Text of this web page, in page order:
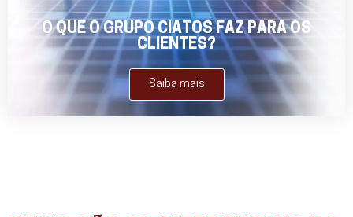
O QUE O GRUPO CIATOS FAZ PARA OS
CLIENTES?
Saiba mais